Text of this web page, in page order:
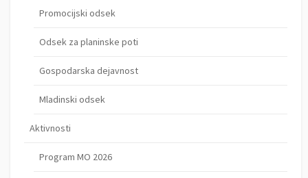
Promocijski odsek
Odsek za planinske poti
Gospodarska dejavnost
Mladinski odsek
Aktivnosti
Program MO 2026